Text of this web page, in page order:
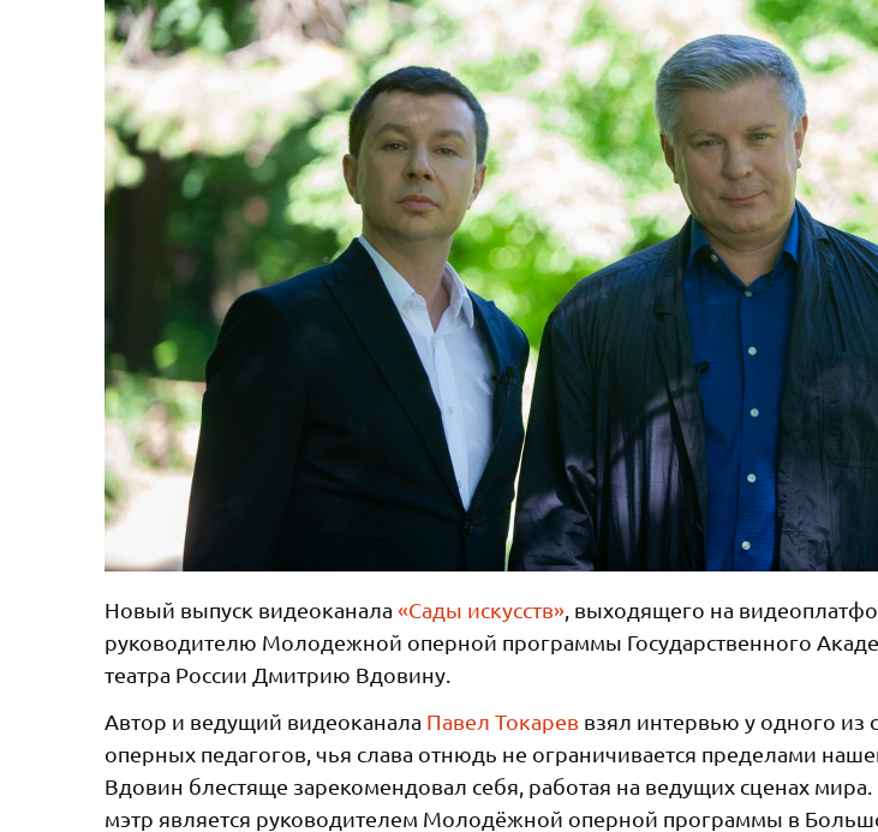
Новый выпуск видеоканала «Сады искусств» , выходящего на
руководителю Молодежной оперной программы Государственного
театра России Дмитрию Вдовину.
Автор и ведущий видеоканала Павел Токарев взял интервью у одного из
оперных педагогов, чья слава отнюдь не ограничивается пределами
Вдовин блестяще зарекомендовал себя, работая на ведущих сценах
мэтр является руководителем Молодёжной оперной программы в